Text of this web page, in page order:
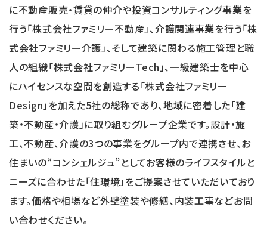
に不動産販売・賃貸の仲介や投資コンサルティング事業を
行う「株式会社ファミリー不動産」、介護関連事業を行う「株
式会社ファミリー介護」、そして建築に関わる施工管理と職
人の組織「株式会社ファミリーTech」、一級建築士を中心
にハイセンスな空間を創造する「株式会社ファミリー
Design」を加えた5社の総称であり、地域に密着した「建
築・不動産・介護」に取り組むグループ企業です。設計・施
工、不動産、介護の3つの事業をグループ内で連携させ、お
住まいの“コンシェルジュ”としてお客様のライフスタイルと
ニーズに合わせた「住環境」をご提案させていただいており
ます。価格や相場など外壁塗装や修繕、内装工事などお問
い合わせください。